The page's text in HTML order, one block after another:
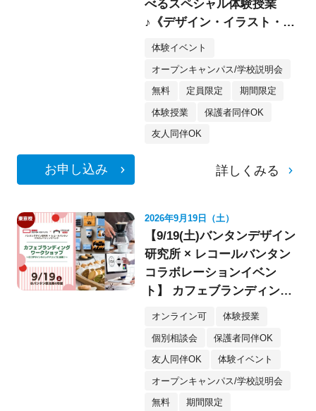
べるスペシャル体験授業
♪《デザイン・イラスト・映
像・スケボー・フォト》
体験イベント
オープンキャンパス/学校説明会
無料 定員限定 期間限定
体験授業 保護者同伴OK
友人同伴OK
お申し込み 詳しくみる
2026年9月19日（土）
【9/19(土)バンタンデザイン
研究所 × レコールバンタン
コラボレーションイベン
ト】 カフェブランディング
ワークショップ〈デザイ
オンライン可 体験授業
個別相談会 保護者同伴OK
友人同伴OK 体験イベント
オープンキャンパス/学校説明会
無料 期間限定